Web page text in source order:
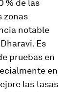
% de las
zonas
notable
Es
pruebas en
en
las tasas